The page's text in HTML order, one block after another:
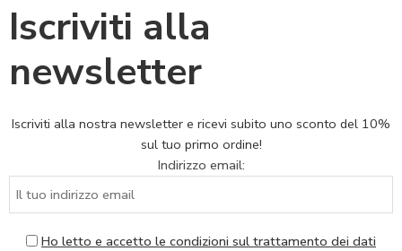
Iscriviti alla
newsletter
Iscriviti alla nostra newsletter e ricevi subito uno sconto del 10%
sul tuo primo ordine!
Indirizzo email:
Ho letto e accetto le condizioni sul trattamento dei dati